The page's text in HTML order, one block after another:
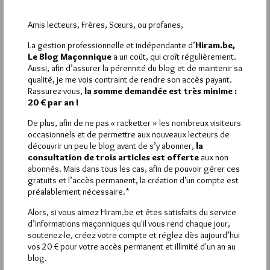
individuels ( peut-être même des égoïsmes) alimentent-ils ainsi
Parce qu’il faudrait favoriser la décision individuelle, favoriser
une sorte de libéralisme, il faudrait se satisfaire d’une confusion
collective?
Confusion collective que je n’aborde même pas sur le plan
médical, d’autres que moi, par exemple notre F:. Gérard,
(message 9) l’abordant bien mieux que moi, médicalement il
sait de quoi il parle.
Et , si je puis me permettre, ta réaction me semble d’autant plus
surprenante qu’elle émane d’un frère qui a eu des
responsabilités au plus haut niveau, au conseil de l’ordre, tu
nous le rappelles assez souvent.
Je veux dire par là que ton passage à ce niveau sommital de la
structure organisationnelle de l’obédience devrait t’avoir laissé
hauteur de vue, une appréciation large, un point de vue d’état-
major, si je puis dire.
Là, tu ramènes tout à la décision individuelle.
Dans d’autres cas, je veux bien qu’on défende le libre-arbitre de
chacun, qu’on soit vigilant sur la liberté de penser, d’agir, de
Amis lecteurs, Frères, Sœurs, ou profanes,
La gestion professionnelle et indépendante d’Hiram.be,
Le Blog Maçonnique a un coût, qui croît régulièrement.
Aussi, afin d’assurer la pérennité du blog et de maintenir sa
qualité, je me vois contraint de rendre son accès payant.
Rassurez-vous, la somme demandée est très minime :
20 € par an !
De plus, afin de ne pas « racketter » les nombreux visiteurs
occasionnels et de permettre aux nouveaux lecteurs de
découvrir un peu le blog avant de s’y abonner, la
consultation de trois articles est offerte aux non
abonnés. Mais dans tous les cas, afin de pouvoir gérer ces
gratuits et l’accès permanent, la création d'un compte est
préalablement nécessaire.*
Alors, si vous aimez Hiram.be et êtes satisfaits du service
d’informations maçonniques qu'il vous rend chaque jour,
soutenez-le, créez votre compte et réglez dès aujourd’hui
vos 20 € pour votre accès permanent et illimité d'un an au
blog.